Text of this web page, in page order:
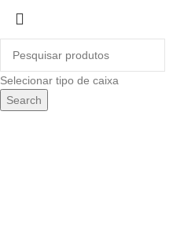
Selecionar tipo de caixa
Search